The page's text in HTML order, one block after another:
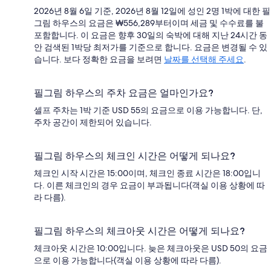
2026년 8월 6일 기준, 2026년 8월 12일에 성인 2명 1박에 대한 필
그림 하우스의 요금은 ₩556,289부터이며 세금 및 수수료를 불
포함합니다. 이 요금은 향후 30일의 숙박에 대해 지난 24시간 동
안 검색된 1박당 최저가를 기준으로 합니다. 요금은 변경될 수 있
습니다. 보다 정확한 요금을 보려면 날짜를 선택해 주세요.
필그림 하우스의 주차 요금은 얼마인가요?
셀프 주차는 1박 기준 USD 55의 요금으로 이용 가능합니다. 단,
주차 공간이 제한되어 있습니다.
필그림 하우스의 체크인 시간은 어떻게 되나요?
체크인 시작 시간은 15:00이며, 체크인 종료 시간은 18:00입니
다. 이른 체크인의 경우 요금이 부과됩니다(객실 이용 상황에 따
라 다름).
필그림 하우스의 체크아웃 시간은 어떻게 되나요?
체크아웃 시간은 10:00입니다. 늦은 체크아웃은 USD 50의 요금
으로 이용 가능합니다(객실 이용 상황에 따라 다름).